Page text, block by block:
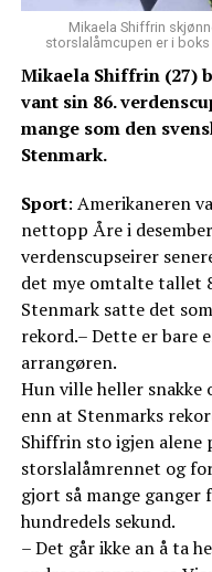
Mikaela Shiffrin
storslalåmcupen er i
Mikaela Shiffrin (27)
vant sin 86.
mange som den
Stenmark.
Sport: Amerikaneren
nettopp Åre i
verdenscupseirer
det mye omtalte tallet
Stenmark satte det
rekord.– Dette er bare
arrangøren.
Hun ville heller snakke
enn at Stenmarks
Shiffrin sto igjen alene
storslalåmrennet og
gjort så mange ganger
hundredels sekund.
– Det går ikke an å ta